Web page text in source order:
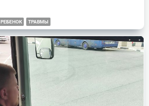
РЕБЕНОК ТРАВМЫ